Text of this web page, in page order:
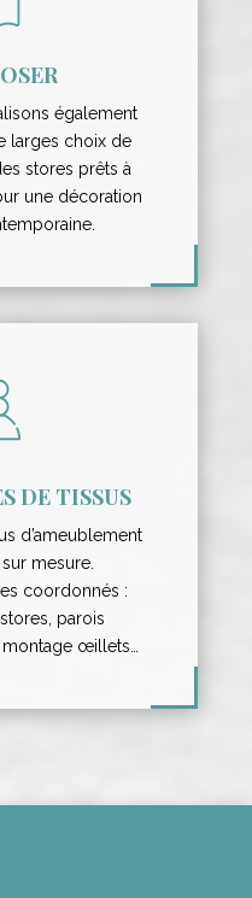
également
larges choix de
stores prêts à
une décoration
DE TISSUS
d’ameublement
mesure.
coordonnés :
parois
œillets…